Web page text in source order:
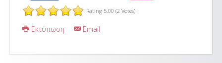
Rating 5.00 (2 Votes)
Εκτύπωση Email